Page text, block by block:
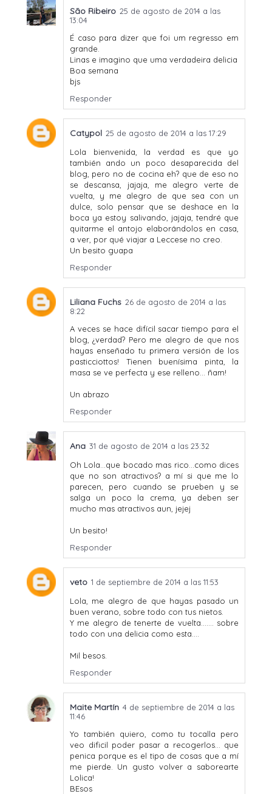
São Ribeiro 25 de agosto de 2014 a las
13:04
É caso para dizer que foi um regresso em
grande.
Linas e imagino que uma verdadeira delicia
Boa semana
bjs
Responder
Catypol 25 de agosto de 2014 a las 17:29
Lola bienvenida, la verdad es que yo
también ando un poco desaparecida del
blog, pero no de cocina eh? que de eso no
se descansa, jajaja, me alegro verte de
vuelta, y me alegro de que sea con un
dulce, solo pensar que se deshace en la
boca ya estoy salivando, jajaja, tendré que
quitarme el antojo elaborándolos en casa,
a ver, por qué viajar a Leccese no creo.
Un besito guapa
Responder
Liliana Fuchs 26 de agosto de 2014 a las
8:22
A veces se hace difícil sacar tiempo para el
blog, ¿verdad? Pero me alegro de que nos
hayas enseñado tu primera versión de los
pasticciottos! Tienen buenísima pinta, la
masa se ve perfecta y ese relleno... ñam!
Un abrazo
Responder
Ana 31 de agosto de 2014 a las 23:32
Oh Lola...que bocado mas rico...como dices
que no son atractivos? a mí si que me lo
parecen, pero cuando se prueben y se
salga un poco la crema, ya deben ser
mucho mas atractivos aun, jejej
Un besito!
Responder
veto 1 de septiembre de 2014 a las 11:53
Lola, me alegro de que hayas pasado un
buen verano, sobre todo con tus nietos.
Y me alegro de tenerte de vuelta....... sobre
todo con una delicia como esta....
Mil besos.
Responder
Maite Martín 4 de septiembre de 2014 a las
11:46
Yo también quiero, como tu tocalla pero
veo dificil poder pasar a recogerlos... que
penica porque es el tipo de cosas que a mí
me pierde. Un gusto volver a saborearte
Lolica!
BEsos